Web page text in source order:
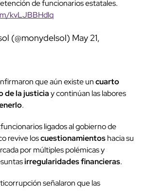
de funcionarios estatales.
kvLJBBHdlq
(@monydelsol) May 21,
que aún existe uncuarto
de la justiciay continúan las labores
.
ligados al gobierno de
revive loscuestionamientoshacia su
por múltiples polémicas y
irregularidades financieras.
señalaron que las